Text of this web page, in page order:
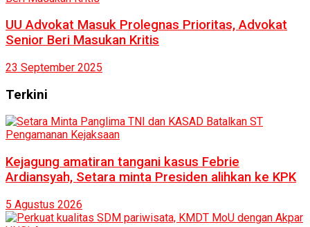
UU Advokat Masuk Prolegnas Prioritas, Advokat
Senior Beri Masukan Kritis
23 September 2025
Terkini
Kejagung amatiran tangani kasus Febrie
Ardiansyah, Setara minta Presiden alihkan ke KPK
5 Agustus 2026